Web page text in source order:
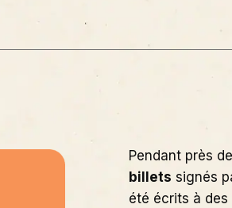
Pendant près
billets signés
été écrits à